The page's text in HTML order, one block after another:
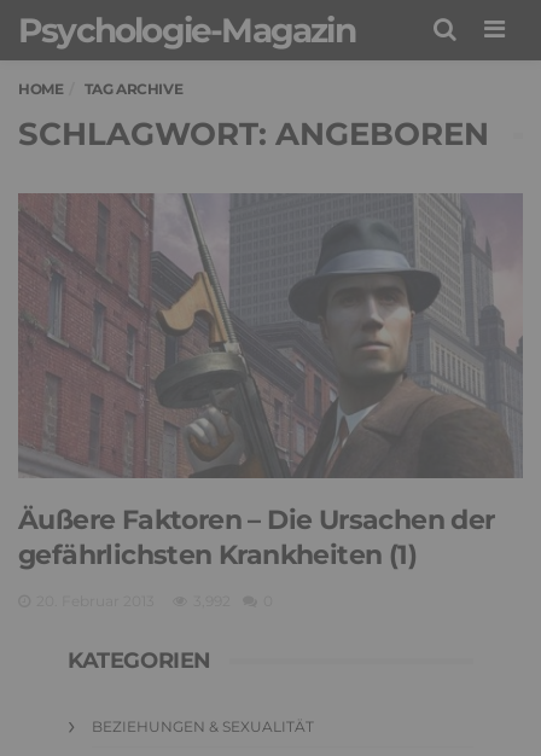
Psychologie-Magazin
HOME TAG ARCHIVE
SCHLAGWORT: ANGEBOREN
Äußere Faktoren – Die Ursachen der
gefährlichsten Krankheiten (1)
KATEGORIEN
BEZIEHUNGEN & SEXUALITÄT